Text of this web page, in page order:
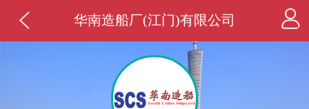
华南造船厂(江门)有限公司